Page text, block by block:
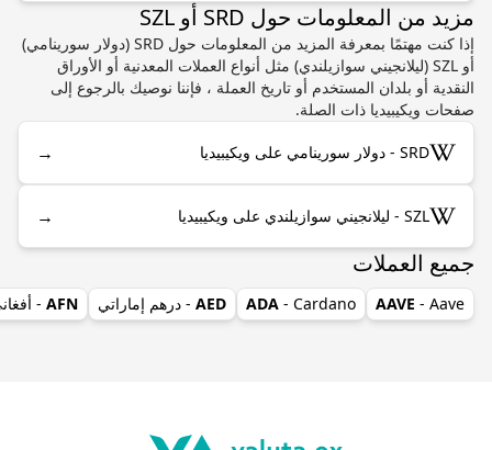
مزيد من المعلومات حول SRD أو SZL
إذا كنت مهتمًا بمعرفة المزيد من المعلومات حول SRD (دولار سورينامي)
أو SZL (ليلانجيني سوازيلندي) مثل أنواع العملات المعدنية أو الأوراق
النقدية أو بلدان المستخدم أو تاريخ العملة ، فإننا نوصيك بالرجوع إلى
صفحات ويكيبيديا ذات الصلة.
SRD - دولار سورينامي على ويكيبيديا →
SZL - ليلانجيني سوازيلندي على ويكيبيديا →
جميع العملات
AAVE - Aave
ADA - Cardano
AED - درهم إماراتي AFN
-